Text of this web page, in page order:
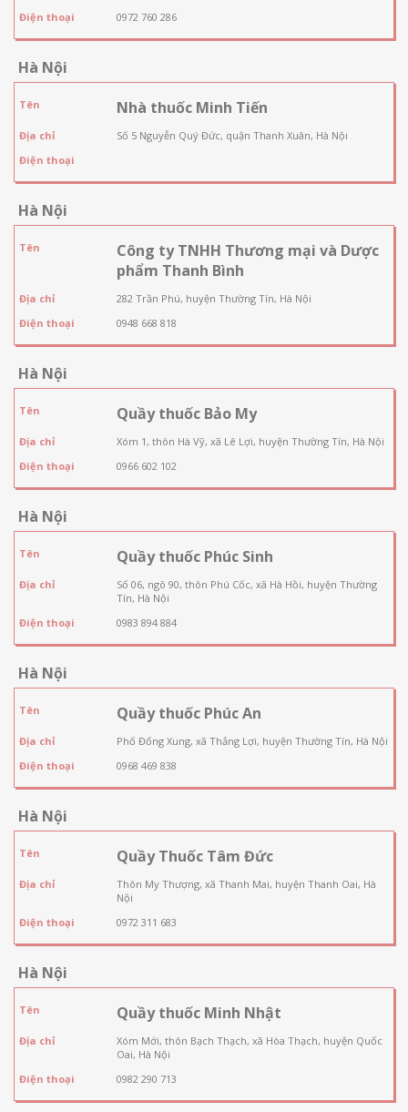
Điện thoại
0972 760 286
Hà Nội
Tên Nhà thuốc Minh Tiến
Địa chỉ
Số 5 Nguyễn Quý Đức, quận Thanh Xuân, Hà Nội
Điện thoại
Hà Nội
Tên
Công ty TNHH Thương mại và Dược
phẩm Thanh Bình
Địa chỉ
282 Trần Phú, huyện Thường Tín, Hà Nội
Điện thoại
0948 668 818
Hà Nội
Tên Quầy thuốc Bảo My
Địa chỉ
Xóm 1, thôn Hà Vỹ, xã Lê Lợi, huyện Thường Tín, Hà Nội
Điện thoại
0966 602 102
Hà Nội
Tên Quầy thuốc Phúc Sinh
Địa chỉ
Số 06, ngõ 90, thôn Phú Cốc, xã Hà Hồi, huyện Thường
Tín, Hà Nội
Điện thoại
0983 894 884
Hà Nội
Tên Quầy thuốc Phúc An
Địa chỉ
Phố Đống Xung, xã Thắng Lợi, huyện Thường Tín, Hà Nội
Điện thoại
0968 469 838
Hà Nội
Tên Quầy Thuốc Tâm Đức
Địa chỉ
Thôn My Thượng, xã Thanh Mai, huyện Thanh Oai, Hà
Nội
Điện thoại
0972 311 683
Hà Nội
Tên Quầy thuốc Minh Nhật
Địa chỉ
Xóm Mới, thôn Bạch Thạch, xã Hòa Thạch, huyện Quốc
Oai, Hà Nội
Điện thoại
0982 290 713